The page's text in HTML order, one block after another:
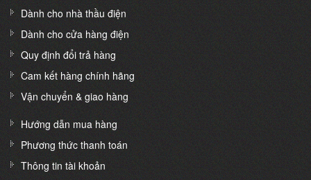
Dành cho nhà thầu điện
Dành cho cửa hàng điện
Quy định đổi trả hàng
Cam kết hàng chính hãng
Vận chuyển & giao hàng
Hướng dẫn mua hàng
Phương thức thanh toán
Thông tin tài khoản